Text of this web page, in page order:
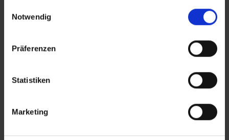
Notwendig
Präferenzen
Statistiken
Marketing